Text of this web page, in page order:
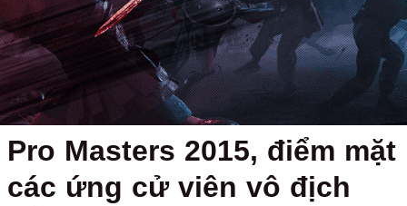
Pro Masters 2015, điểm mặt
các ứng cử viên vô địch